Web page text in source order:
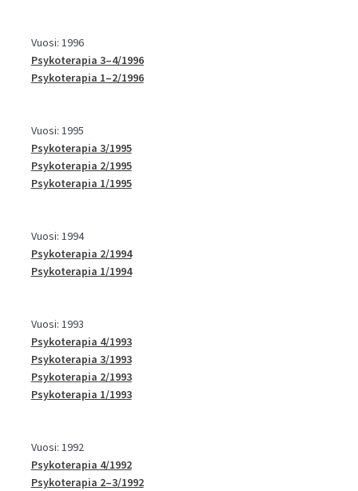
Vuosi: 1996
Psykoterapia 3–4/1996
Psykoterapia 1–2/1996
Vuosi: 1995
Psykoterapia 3/1995
Psykoterapia 2/1995
Psykoterapia 1/1995
Vuosi: 1994
Psykoterapia 2/1994
Psykoterapia 1/1994
Vuosi: 1993
Psykoterapia 4/1993
Psykoterapia 3/1993
Psykoterapia 2/1993
Psykoterapia 1/1993
Vuosi: 1992
Psykoterapia 4/1992
Psykoterapia 2–3/1992